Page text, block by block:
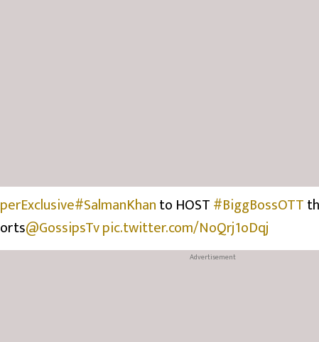
#SalmanKhanto HOST#BiggBossOTT
@GossipsTvpic.twitter.com/NoQrj1oDqj